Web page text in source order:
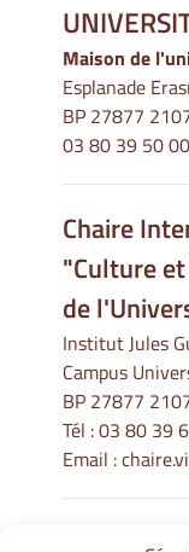
Maison de
Esplanade
BP 27877
03 80 39 50 00
Chaire
"Culture
de
Institut Jules
Campus
BP 27877
Tél :03 80 39
Email :